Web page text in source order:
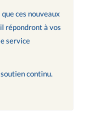
ces nouveaux
répondront à vos
service
continu.